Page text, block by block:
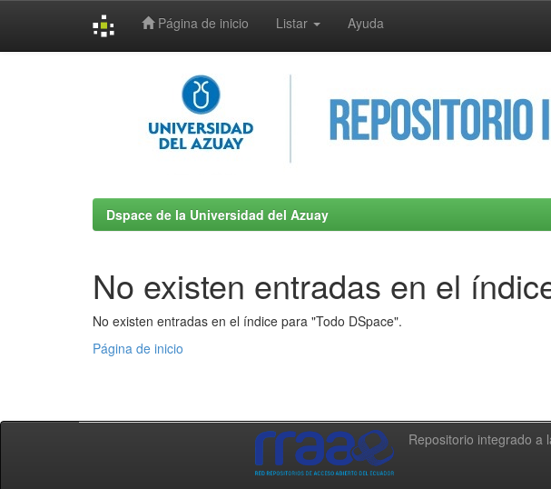
Página de inicio Listar Ayuda
Dspace de la Universidad del Azuay
No existen entradas en el
No existen entradas en el índice para "Todo DSpace".
Página de inicio
Repositorio integrado a